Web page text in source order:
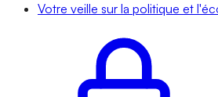
Votre veille sur la politique et